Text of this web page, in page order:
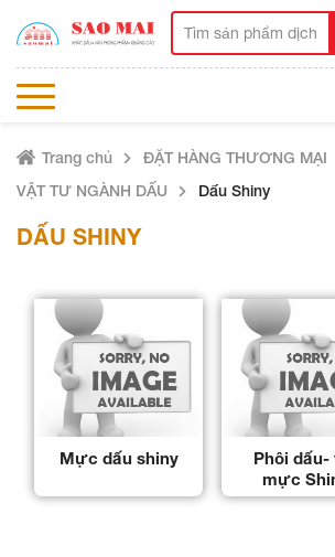
Trang chủ
ĐẶT HÀNG THƯƠNG MẠI
VẬT TƯ NGÀNH DẤU
Dấu Shiny
DẤU SHINY
Mực dấu shiny
Phôi dấu-
mực